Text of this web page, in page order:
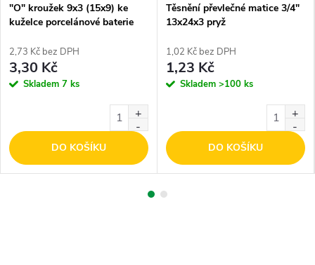
"O" kroužek 9x3 (15x9) ke
kuželce porcelánové baterie
2,73 Kč bez DPH
3,30 Kč
Skladem 7 ks
DO KOŠÍKU
Těsnění převlečné matice 3/4"
13x24x3 pryž
1,02 Kč bez DPH
1,23 Kč
Skladem >100 ks
DO KOŠÍKU